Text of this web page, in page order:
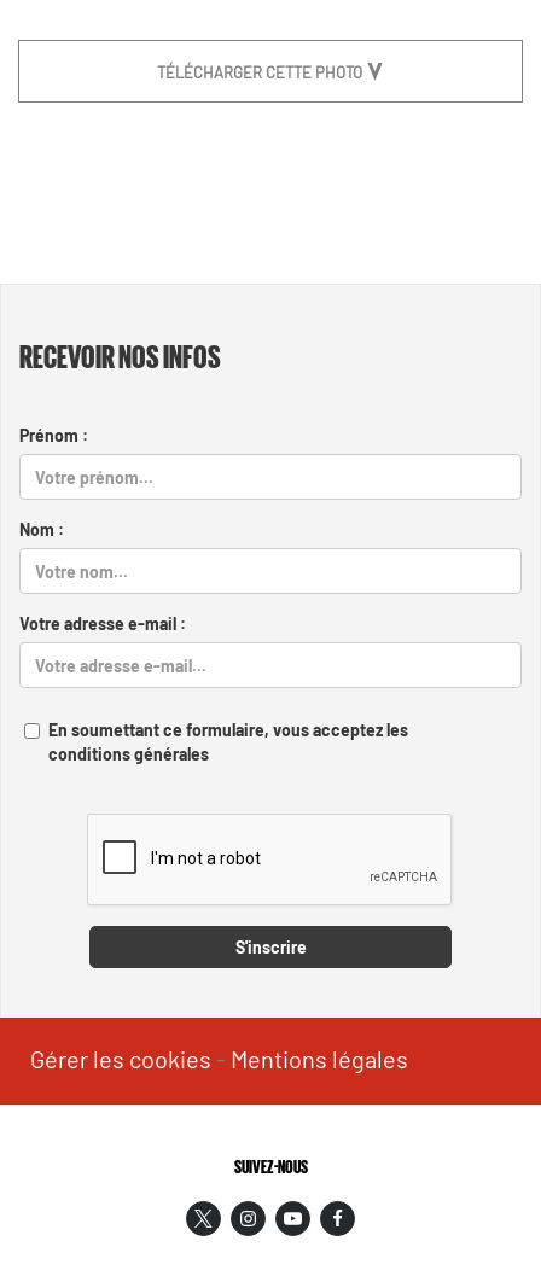
TÉLÉCHARGER CETTE PHOTO
RECEVOIR NOS INFOS
Prénom :
Nom :
Votre adresse e-mail :
En soumettant ce formulaire, vous acceptez les
conditions générales
S'inscrire
Gérer les cookies - Mentions légales
SUIVEZ-NOUS